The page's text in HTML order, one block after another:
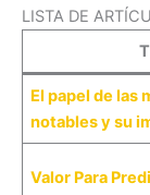
LISTA DE
El papel de las
notables y su
Valor Para